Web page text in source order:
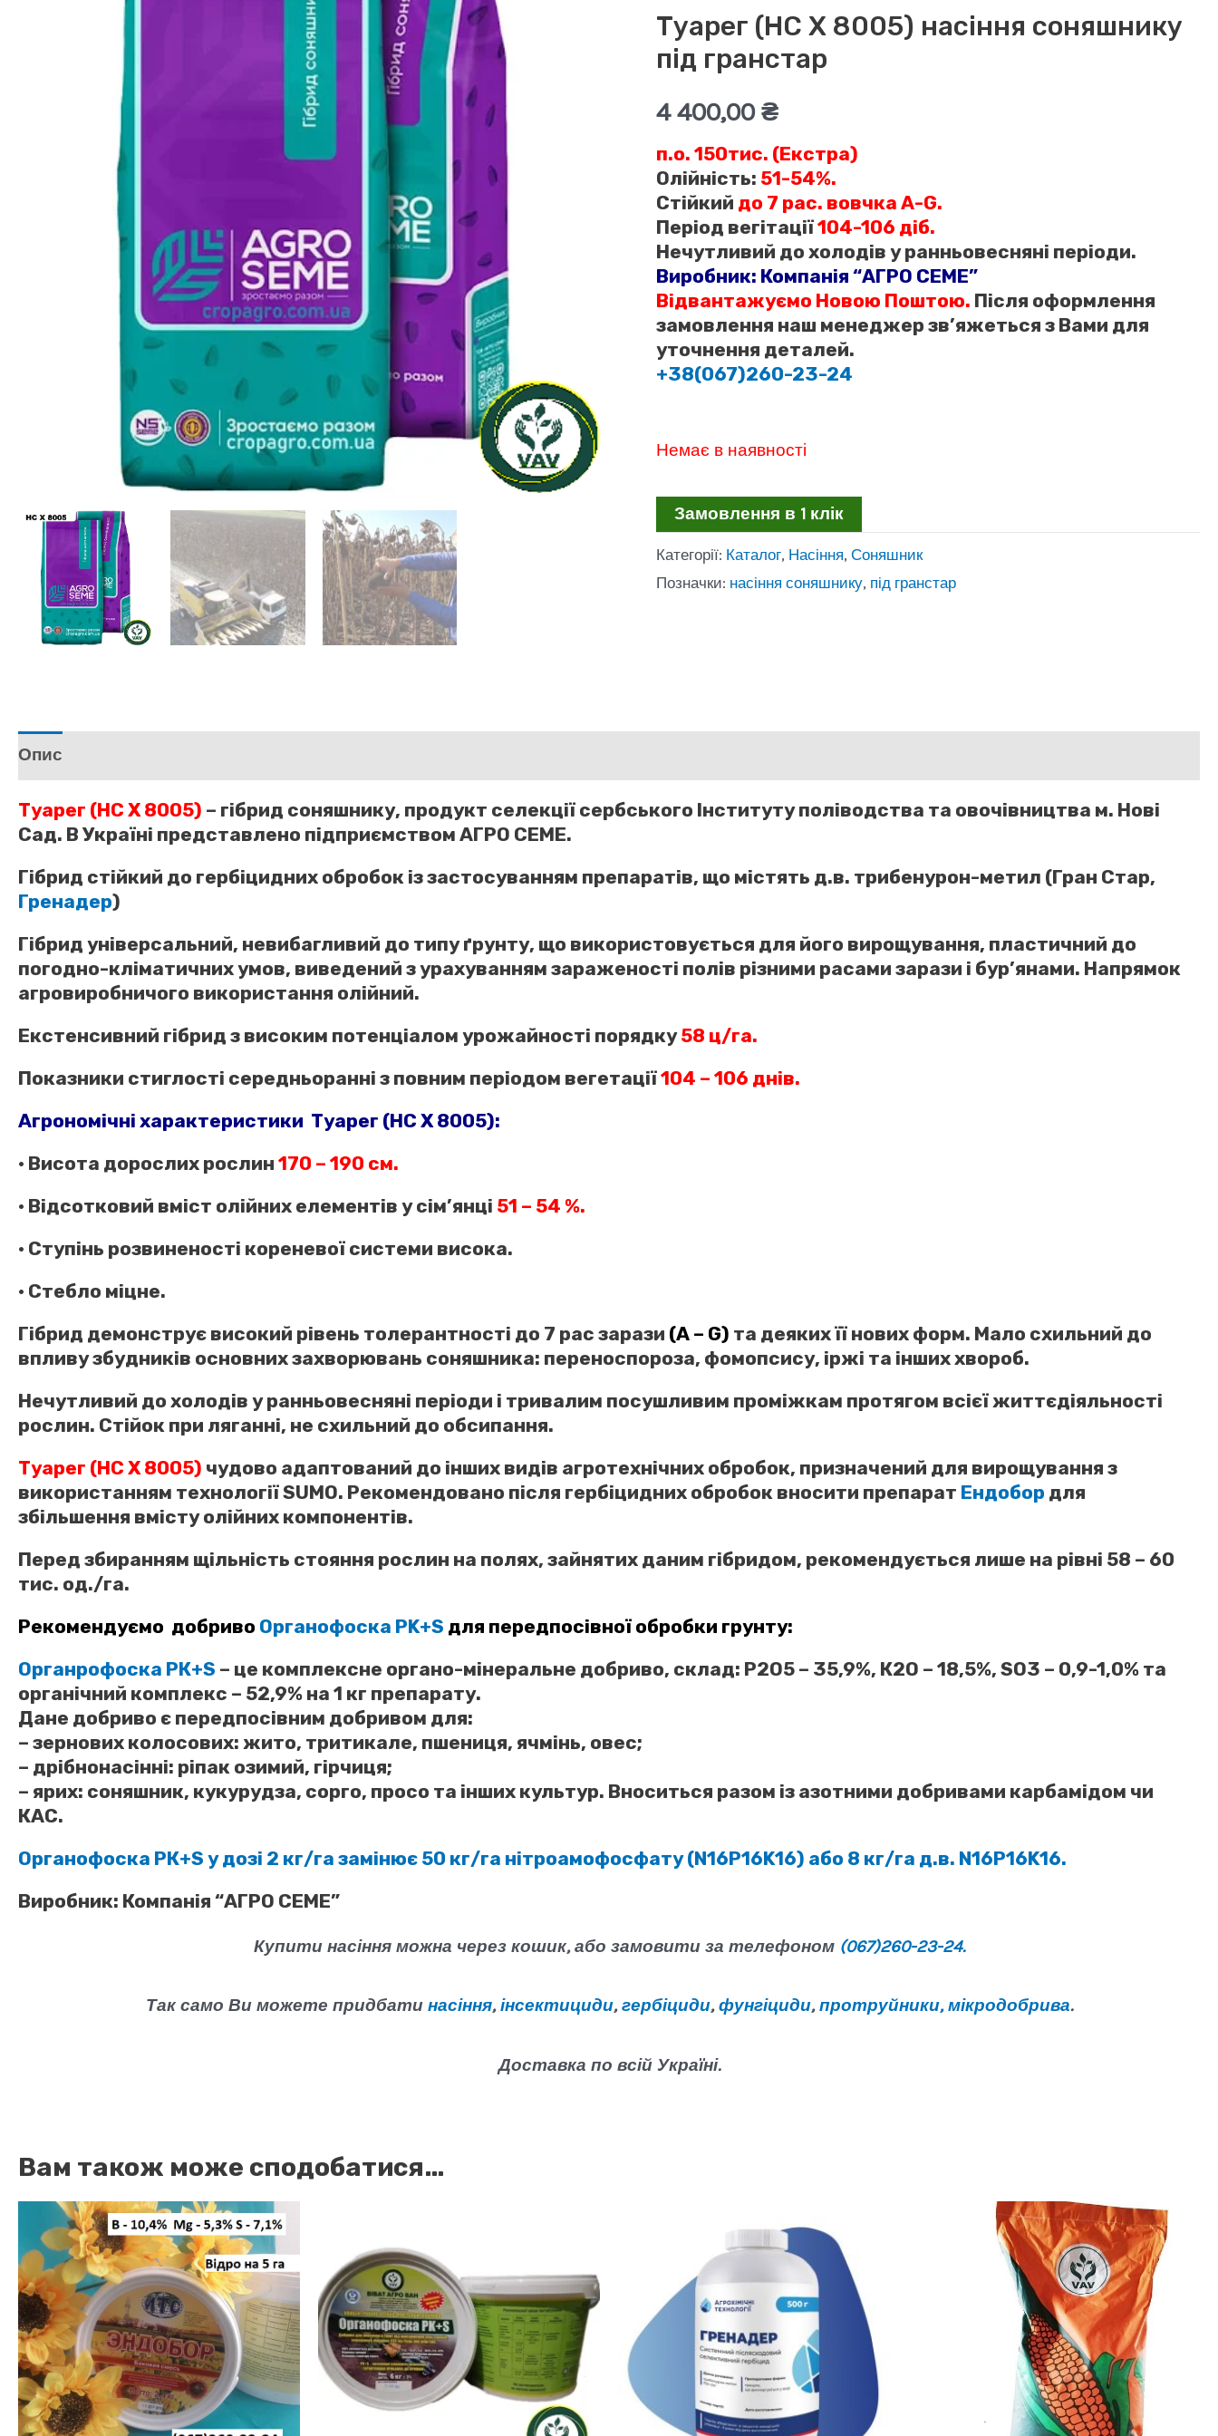
Туарег (НС Х 8005) насіння соняшнику
під гранстар
4 400,00₴
п.о. 150тис. (Екстра)
Олійність: 51-54%.
Стійкий до 7 рас. вовчка A-G.
Період вегітації104-106 діб.
Нечутливий до холодів у ранньовесняні періоди.
Виробник: Компанія “АГРО СЕМЕ”
Відвантажуємо Новою Поштою. Після оформлення
замовлення наш менеджер зв’яжеться з Вами для
уточнення деталей.
+38(067)260-23-24
Немає в наявності
Замовлення в 1 клік
Категорії: Каталог, Насіння,Соняшник
Позначки: насіння соняшнику, під гранстар
Опис
Туарег (НС Х 8005) – гібрид соняшнику, продукт селекції сербського Інституту поліводства та овочівництва м. Нові
Сад. В Україні представлено підприємством АГРО СЕМЕ.
Гібрид стійкий до гербіцидних обробок із застосуванням препаратів, що містять д.в. трибенурон-метил (Гран Стар,
Гренадер)
Гібрид універсальний, невибагливий до типу ґрунту, що використовується для його вирощування, пластичний до
погодно-кліматичних умов, виведений з урахуванням зараженості полів різними расами зарази і бур’янами. Напрямок
агровиробничого використання олійний.
Екстенсивний гібрид з високим потенціалом урожайності порядку58 ц/га.
Показники стиглості середньоранні з повним періодом вегетації104 – 106 днів.
Агрономічні характеристики Туарег (НС Х 8005):
• Висота дорослих рослин 170 – 190 см.
• Відсотковий вміст олійних елементів у сім’янці 51 – 54 %.
• Ступінь розвиненості кореневої системи висока.
• Стебло міцне.
Гібрид демонструє високий рівень толерантності до 7 рас зарази (А – G) та деяких її нових форм. Мало схильний до
впливу збудників основних захворювань соняшника: переноспороза, фомопсису, іржі та інших хвороб.
Нечутливий до холодів у ранньовесняні періоди і тривалим посушливим проміжкам протягом всієї життєдіяльності
рослин. Стійок при ляганні, не схильний до обсипання.
Туарег (НС Х 8005) чудово адаптований до інших видів агротехнічних обробок, призначений для вирощування з
використанням технології SUMO. Рекомендовано після гербіцидних обробок вносити препарат Ендобор для
збільшення вмісту олійних компонентів.
Перед збиранням щільність стояння рослин на полях, зайнятих даним гібридом, рекомендується лише на рівні 58 – 60
тис. од./га.
Рекомендуємо добриво Органофоска PK+S для передпосівної обробки грунту:
Органрофоска РК+S – це комплексне органо-мінеральне добриво, склад: Р2О5 – 35,9%, К2О – 18,5%, SO3 – 0,9-1,0% та
органічний комплекс – 52,9% на 1 кг препарату.
Дане добриво є передпосівним добривом для:
– зернових колосових: жито, тритикале, пшениця, ячмінь, овес;
– дрібнонасінні: ріпак озимий, гірчиця;
– ярих: соняшник, кукурудза, сорго, просо та інших культур. Вноситься разом із азотними добривами карбамідом чи
КАС.
Органофоска РК+S у дозі 2 кг/га замінює 50 кг/га нітроамофосфату (N16P16K16) або 8 кг/га д.в. N16P16K16.
Виробник: Компанія “АГРО СЕМЕ”
Купити насіння можна через кошик, або замовити за телефоном (067)260-23-24.
Так само Ви можете придбати насіння,інсектициди,гербіциди,фунгіциди,протруйники, мікродобрива.
Доставка по всій Україні.
Вам також може сподобатися…